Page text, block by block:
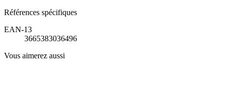
Références spécifiques
EAN-13
3665383036496
Vous aimerez aussi